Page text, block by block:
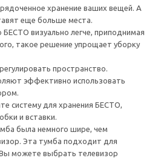
хранение ваших вещей. А
еще больше места.
визуально легче, приподнимая
такое решение упрощает уборку
пространство.
эффективно использовать
систему для хранения БЕСТО,
и вставки.
была немного шире, чем
Эта тумба подходит для
можете выбрать телевизор